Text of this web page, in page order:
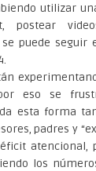
utilizar
postear
puede seguir
eso se
esta forma
padres y
atencional,
los